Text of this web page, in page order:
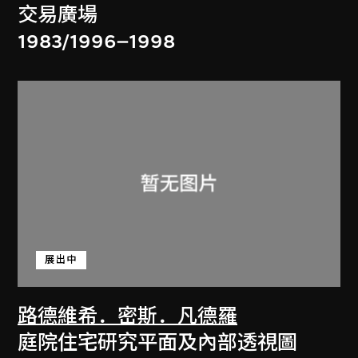
交易廣場
1983/1996–1998
路德維希．密斯．凡德羅
展出中
庭院住宅研究平面及內部透視圖